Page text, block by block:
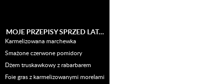
MOJE PRZEPISY SPRZED LAT…
Karmelizowana marchewka
Smażone czerwone pomidory
Dżem truskawkowy z rabarbarem
Foie gras z karmelizowanymi morelami